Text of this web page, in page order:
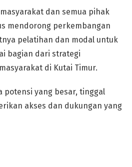
dan semua pihak
mendorong perkembangan
pelatihan dan modal untuk
bagian dari strategi
di Kutai Timur.
potensi yang besar, tinggal
akses dan dukungan yang